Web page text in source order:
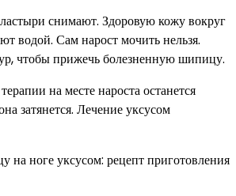
снимают. Здоровую кожу вокруг
водой. Сам нарост мочить нельзя.
чтобы прижечь болезненную шипицу.
на месте нароста останется
затянется. Лечение уксусом